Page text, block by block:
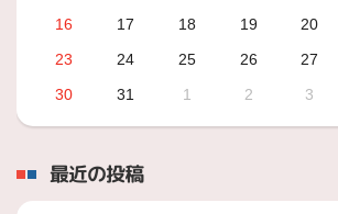
16
17 18 19 20
23
24 25 26 27
30
31 1 2 3
最近の投稿